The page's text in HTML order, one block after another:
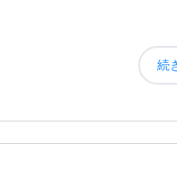
したが、結構お金の工面に
ったと思います本人も元気
市川大野の評価
もよくいいと思います。わ
続